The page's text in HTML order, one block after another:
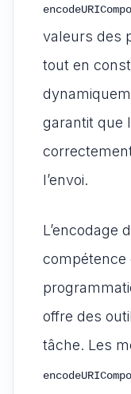
valeurs des
tout en
garantit que
l’envoi.
L’encodage
compétence
offre des
tâche. Les